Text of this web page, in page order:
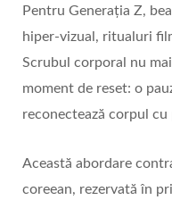
Pentru Generația Z,
hiper‑vizual, ritualuri
Scrubul corporal nu
moment de reset: o
reconectează corpul
Această abordare
coreean, rezervată în